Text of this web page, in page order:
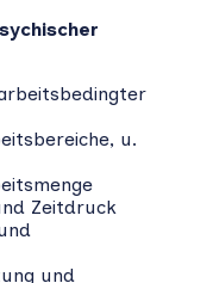
u.
Zeitdruck
und